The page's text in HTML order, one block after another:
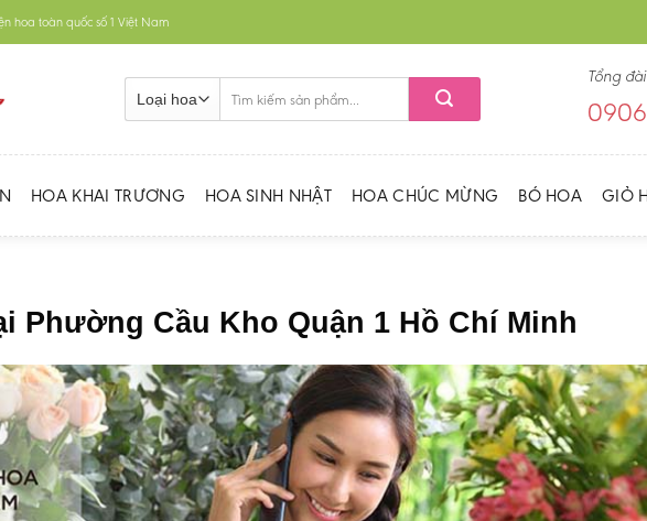
hoa toàn quốc số 1 Việt Nam
kiếm:
Tổng
HOA KHAI TRƯƠNG HOA SINH NHẬT HOA CHÚC MỪNG BÓ HOA GIỎ
Phường Cầu Kho Quận 1 Hồ Chí Minh